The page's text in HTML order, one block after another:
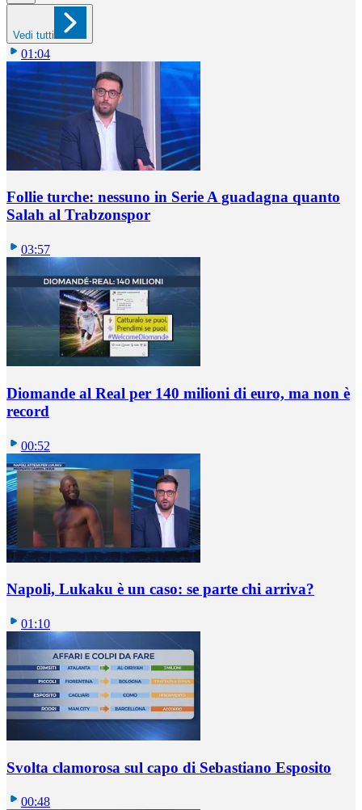
Vedi tutti
01:04
Follie turche: nessuno in Serie A guadagna quanto
Salah al Trabzonspor
03:57
Diomande al Real per 140 milioni di euro, ma non è
record
00:52
Napoli, Lukaku è un caso: se parte chi arriva?
01:10
Svolta clamorosa sul capo di Sebastiano Esposito
00:48